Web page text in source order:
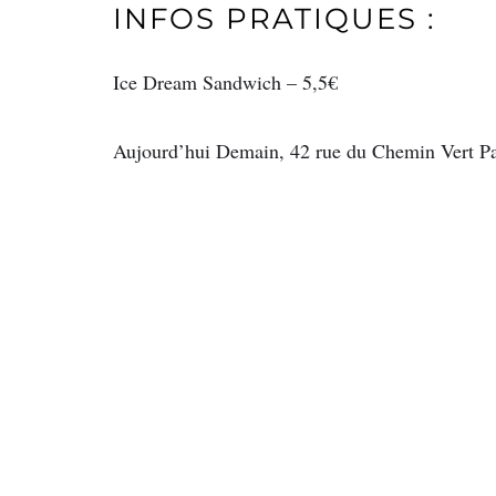
INFOS PRATIQUES :
Ice Dream Sandwich – 5,5€
Aujourd’hui Demain, 42 rue du Chemin Vert